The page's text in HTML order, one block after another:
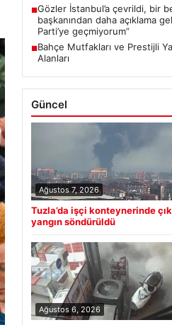
■Gözler İstanbul’a çevrildi, bir
başkanından daha açıklama
Parti’ye geçmiyorum”
■Bahçe Mutfakları ve Prestijli
Alanları
Güncel
Ağustos 7, 2026
Tuzla’da işçi konteynerinde
yangın söndürüldü
Ağustos 6, 2026